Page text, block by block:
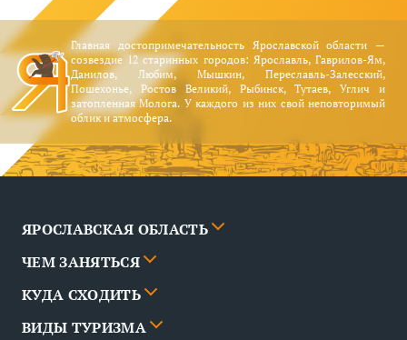
Главная достопримечательность Ярославской области —
созвездие 12 старинных городов: Ярославль, Гаврилов-Ям,
Данилов, Любим, Мышкин, Переславль-Залесский,
Пошехонье, Ростов Великий, Рыбинск, Тутаев, Углич и
затопленная Молога. У каждого из них свой неповторимый
облик и атмосфера.
ЯРОСЛАВСКАЯ ОБЛАСТЬ
Города
Новости
ЧЕМ ЗАНЯТЬСЯ
События
КУДА СХОДИТЬ
ВИДЫ ТУРИЗМА